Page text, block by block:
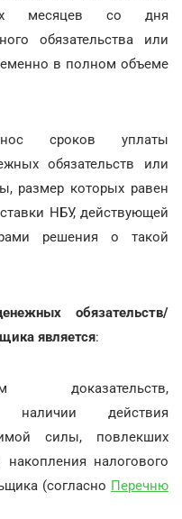
месяцев со дня
обязательства или
в полном объеме
сроков уплаты
обязательств или
размер которых равен
НБУ, действующей
решения о такой
обязательств/
является:
доказательств,
наличии действия
силы, повлекших
налогового
(согласно Перечню